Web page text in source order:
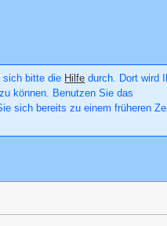
sich bitte die Hilfe durch. Dort wird
können. Benutzen Sie das
sich bereits zu einem früheren